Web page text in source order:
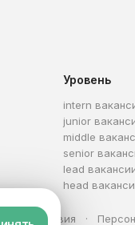
Уровень
intern
junior
middle
senior
lead
head
Условия